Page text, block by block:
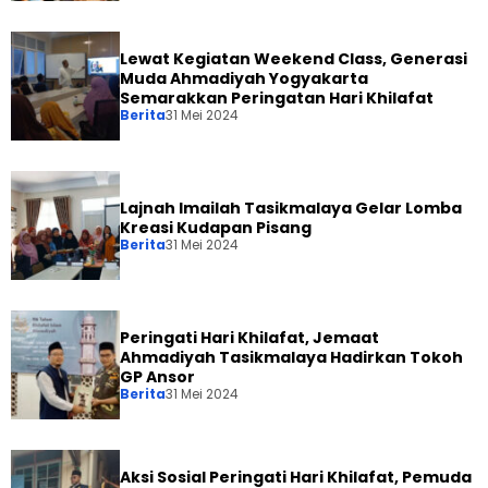
Lewat Kegiatan Weekend Class, Generasi
Muda Ahmadiyah Yogyakarta
Semarakkan Peringatan Hari Khilafat
Berita31 Mei 2024
Lajnah Imailah Tasikmalaya Gelar Lomba
Kreasi Kudapan Pisang
Berita31 Mei 2024
Peringati Hari Khilafat, Jemaat
Ahmadiyah Tasikmalaya Hadirkan Tokoh
GP Ansor
Berita31 Mei 2024
Aksi Sosial Peringati Hari Khilafat, Pemuda